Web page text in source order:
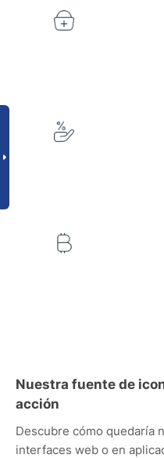
Nuestra fuente de
acción
Descubre cómo quedaría
interfaces web o en